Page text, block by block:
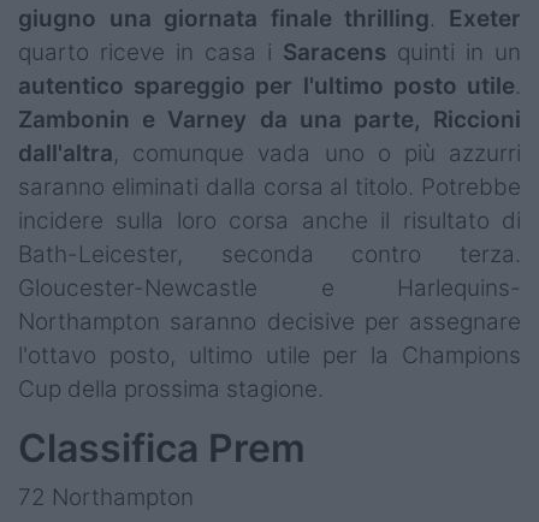
giugno una giornata finale thrilling. Exeter
quarto riceve in casa i Saracens quinti in un
autentico spareggio per l'ultimo posto utile.
Zambonin e Varney da una parte, Riccioni
dall'altra, comunque vada uno o più azzurri
saranno eliminati dalla corsa al titolo. Potrebbe
incidere sulla loro corsa anche il risultato di
Bath-Leicester, seconda contro terza.
Gloucester-Newcastle e Harlequins-
Northampton saranno decisive per assegnare
l'ottavo posto, ultimo utile per la Champions
Cup della prossima stagione.
Classifica Prem
72 Northampton